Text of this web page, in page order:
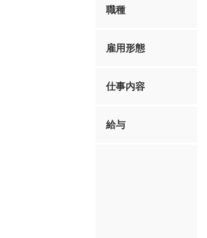
職種
雇用形態
仕事内容
給与